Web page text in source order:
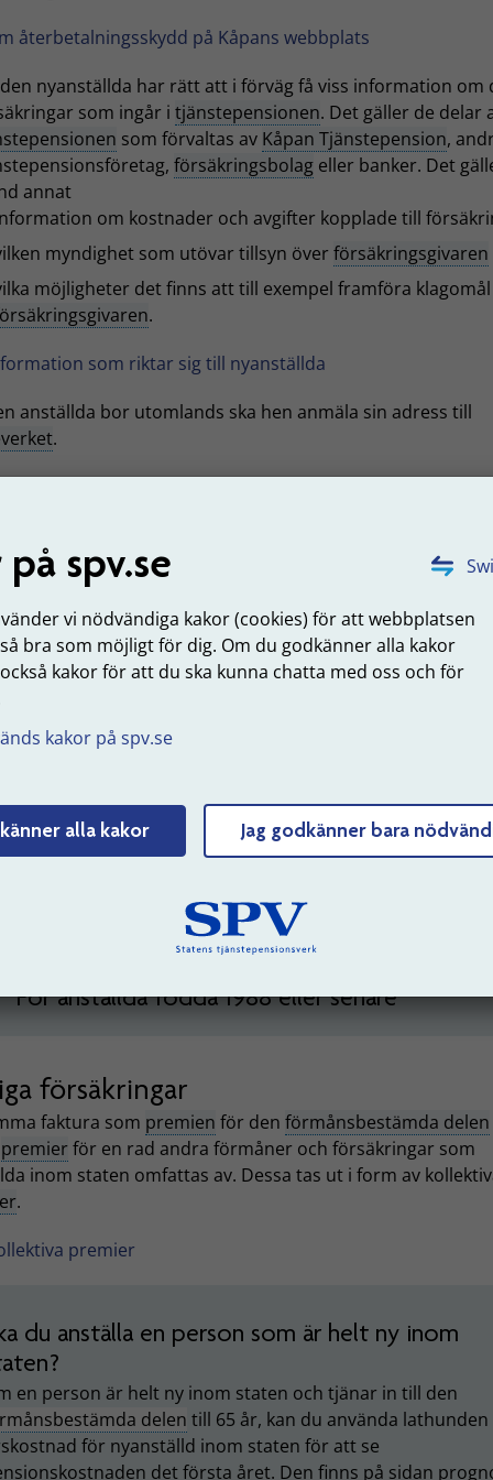
spv.se
vi nödvändiga kakor (cookies) för att webbplatsen
bra som möjligt för dig. Om du godkänner alla kakor
kakor för att du ska kunna chatta med oss och för
kakor på spv.se
alla kakor Jag godkänner bara
återbetalningsskydd på Kåpans webbplats
nyanställda har rätt att i förväg få viss information om
som ingår i tjänstepensionen. Det gäller de delar
som förvaltas av Kåpan Tjänstepension,
försäkringsbolag eller banker. Det
annat
om kostnader och avgifter kopplade till
myndighet som utövar tillsyn över försäkringsgivaren
möjligheter det finns att till exempel framföra
.
som riktar sig till nyanställda
anställda bor utomlands ska hen anmäla sin adress till
.
finns även på webbplatsen findyourpension.eu.
på engelska för nyanställda i staten
om tjänstepension på webbplatsen
kostar tjänstepensionen för dig
beror på när personen är född.
För anställda födda före 1988
För anställda födda 1988 eller senare
försäkringar
faktura som premien för den förmånsbestämda delen
premier för en rad andra förmåner och försäkringar som
inom staten omfattas av. Dessa tas ut i form av
.
premier
du anställa en person som är helt ny inom
en person är helt ny inom staten och tjänar in till den
delen till 65 år, kan du använda lathunden
för nyanställd inom staten för att se
det första året. Den finns på sidan